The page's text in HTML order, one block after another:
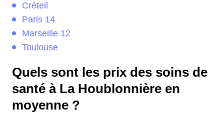
Créteil
Paris 14
Marseille 12
Toulouse
Quels sont les prix des soins de
santé à La Houblonnière en
moyenne ?